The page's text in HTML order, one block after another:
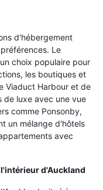
d'hébergement
Le
choix populaire pour
les boutiques et
Viaduct Harbour et de
de luxe avec une vue
comme Ponsonby,
un mélange d'hôtels
avec
d'Auckland